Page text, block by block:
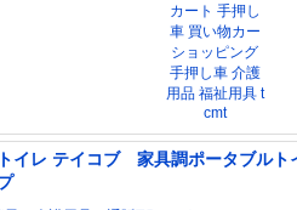
カート 手押し
車 買い物カー
ショッピング
手押し車 介護
用品 福祉用具 t
cmt
イレ テイコブ 家具調ポータブルト